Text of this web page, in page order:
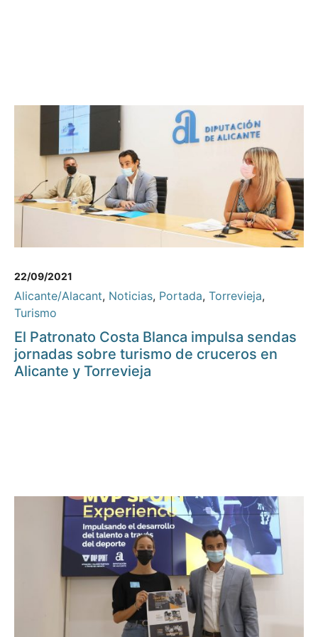
22/09/2021
Alicante/Alacant, Noticias, Portada, Torrevieja,
Turismo
El Patronato Costa Blanca impulsa sendas
jornadas sobre turismo de cruceros en
Alicante y Torrevieja